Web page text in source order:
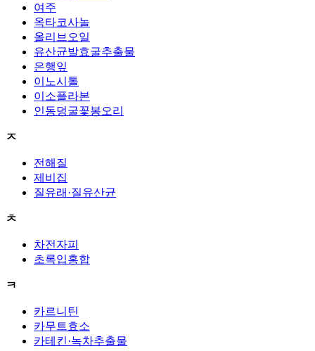
여주
옥타코사놀
올리브오일
유산균발효굴추출물
은행잎
이노시톨
이소플라본
인동덩굴꽃봉오리
ㅈ
전해질
제비집
질유래·질유산균
ㅊ
차전자피
초록입홍합
ㅋ
카르니틴
카무트효소
카테킨·녹차추출물